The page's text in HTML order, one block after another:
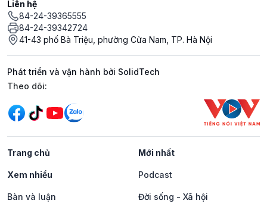
Liên hệ
84-24-39365555
84-24-39342724
41-43 phố Bà Triệu, phường Cửa Nam, TP. Hà Nội
Phát triển và vận hành bởi SolidTech
Mạng xã hội
Theo dõi:
Trang chủ Mới nhất
Xem nhiều Podcast
Bàn và luận Đời sống - Xã hội